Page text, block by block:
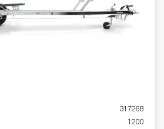
317268
1200